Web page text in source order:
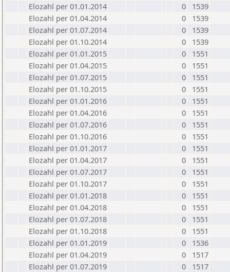
Elozahl per 01.01.2014
0
1539
Elozahl per 01.04.2014
0
1539
Elozahl per 01.07.2014
0
1539
Elozahl per 01.10.2014
0
1539
Elozahl per 01.01.2015
0
1551
Elozahl per 01.04.2015
0
1551
Elozahl per 01.07.2015
0
1551
Elozahl per 01.10.2015
0
1551
Elozahl per 01.01.2016
0
1551
Elozahl per 01.04.2016
0
1551
Elozahl per 01.07.2016
0
1551
Elozahl per 01.10.2016
0
1551
Elozahl per 01.01.2017
0
1551
Elozahl per 01.04.2017
0
1551
Elozahl per 01.07.2017
0
1551
Elozahl per 01.10.2017
0
1551
Elozahl per 01.01.2018
0
1551
Elozahl per 01.04.2018
0
1551
Elozahl per 01.07.2018
0
1551
Elozahl per 01.10.2018
0
1551
Elozahl per 01.01.2019
0
1536
Elozahl per 01.04.2019
0
1517
Elozahl per 01.07.2019
0
1517